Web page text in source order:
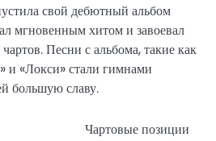
свой дебютный альбом
мгновенным хитом и завоевал
Песни с альбома, такие как
и «Локси» стали гимнами
большую славу.
Чартовые позиции